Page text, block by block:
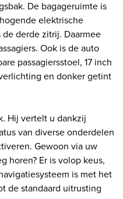
De bagageruimte is
elektrische
derde zitrij. Daarmee
Ook is de auto
passagiersstoel, 17 inch
en donker getint
Hij vertelt u dankzij
van diverse onderdelen
Gewoon via uw
horen? Er is volop keus,
is met het
de standaard uitrusting